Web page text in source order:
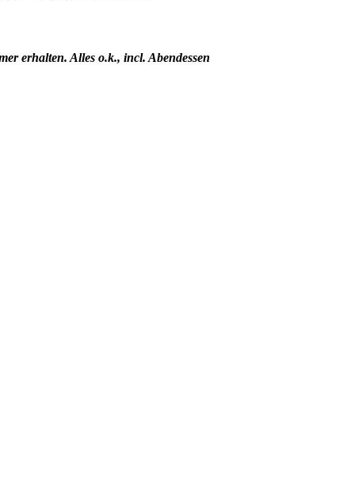
erhalten. Alles o.k., incl. Abendessen